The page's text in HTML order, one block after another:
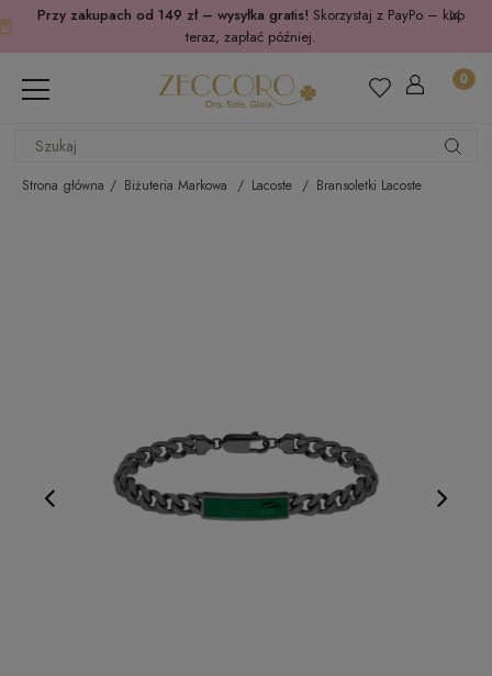
Przy zakupach od 149 zł – wysyłka gratis! Skorzystaj z PayPo – kup
teraz, zapłać później.
Strona główna Biżuteria Markowa Lacoste Bransoletki Lacoste